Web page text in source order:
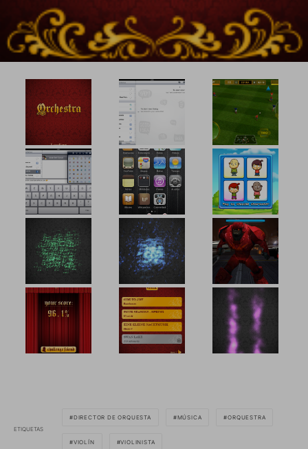
ETIQUETAS
DIRECTOR DE ORQUESTA MÚSICA ORQUESTRA
VIOLÍN VIOLINISTA